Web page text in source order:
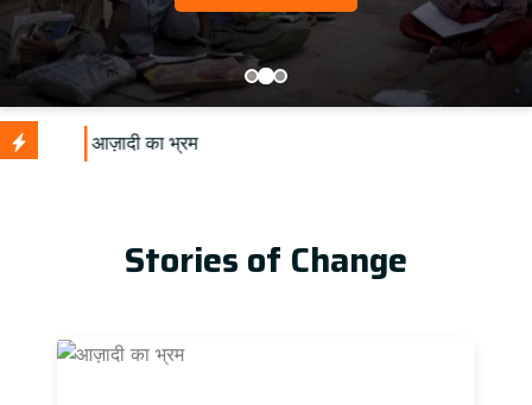
Stories of Change